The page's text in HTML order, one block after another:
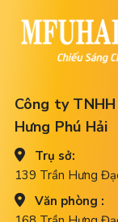
Công ty
Hưng Phú Hải
Trụ sở:
139 Trần Hưng
Văn phòng :